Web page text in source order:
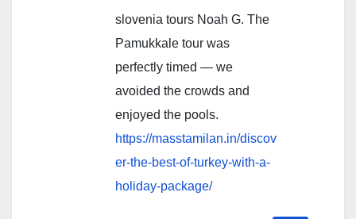
slovenia tours Noah G. The
Pamukkale tour was
perfectly timed — we
avoided the crowds and
enjoyed the pools.
https://masstamilan.in/discov
er-the-best-of-turkey-with-a-
holiday-package/